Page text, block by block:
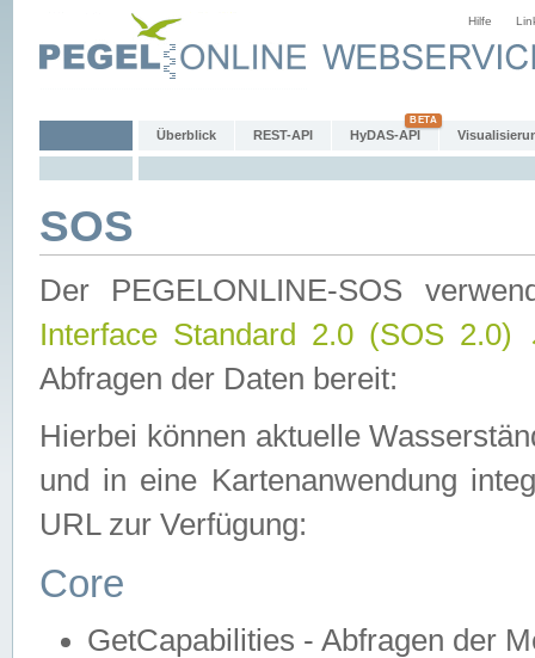
Hilfe
Überblick REST-API HyDAS-API
SOS
Der PEGELONLINE-SOS
Interface Standard 2.0 (SOS 2.0)
Abfragen der Daten bereit:
Hierbei können aktuelle
und in eine Kartenanwendung
URL zur Verfügung:
Core
GetCapabilities - Abfragen der